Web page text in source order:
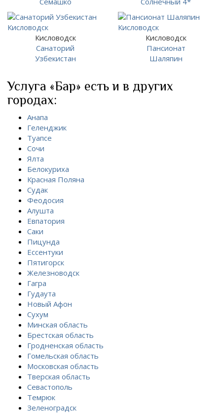
Кисловодск
Санаторий
Узбекистан
Кисловодск
Пансионат
Шаляпин
Услуга «Бар» есть и в других
городах:
Анапа
Геленджик
Туапсе
Сочи
Ялта
Белокуриха
Красная Поляна
Судак
Феодосия
Алушта
Евпатория
Саки
Пицунда
Ессентуки
Пятигорск
Железноводск
Гагра
Гудаута
Новый Афон
Сухум
Минская область
Брестская область
Гродненская область
Гомельская область
Московская область
Тверская область
Севастополь
Темрюк
Зеленоградск